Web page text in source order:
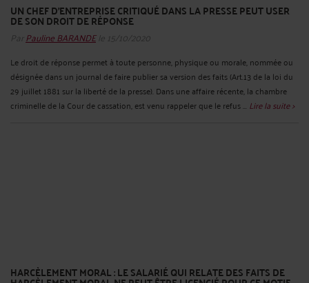
UN CHEF D’ENTREPRISE CRITIQUÉ DANS LA PRESSE PEUT USER
DE SON DROIT DE RÉPONSE
Par Pauline BARANDEle 15/10/2020
Le droit de réponse permet à toute personne, physique ou morale, nommée ou
désignée dans un journal de faire publier sa version des faits (Art.13 de la loi du
29 juillet 1881 sur la liberté de la presse). Dans une affaire récente, la chambre
criminelle de la Cour de cassation, est venu rappeler que le refus ... Lire la suite >
HARCÈLEMENT MORAL : LE SALARIÉ QUI RELATE DES FAITS DE